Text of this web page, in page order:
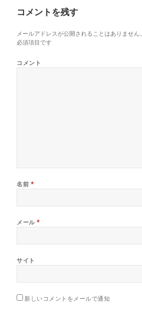
コメントを残す
メールアドレスが公開されることはありません。
必須項目です
コメント
名前 *
メール*
サイト
新しいコメントをメールで通知